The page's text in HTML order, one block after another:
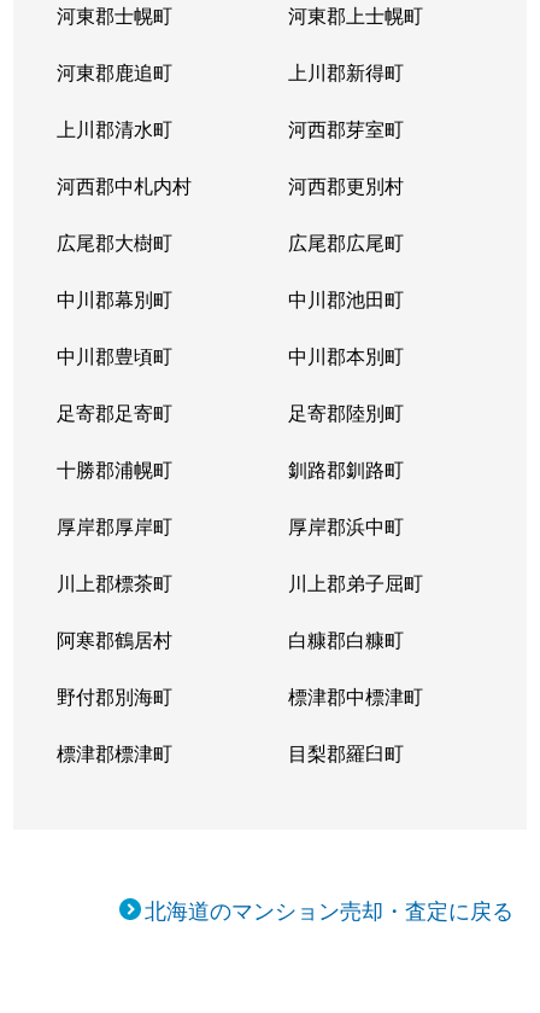
河東郡士幌町 河東郡上士幌町
河東郡鹿追町 上川郡新得町
上川郡清水町 河西郡芽室町
河西郡中札内村 河西郡更別村
広尾郡大樹町 広尾郡広尾町
中川郡幕別町 中川郡池田町
中川郡豊頃町 中川郡本別町
足寄郡足寄町 足寄郡陸別町
十勝郡浦幌町 釧路郡釧路町
厚岸郡厚岸町 厚岸郡浜中町
川上郡標茶町 川上郡弟子屈町
阿寒郡鶴居村 白糠郡白糠町
野付郡別海町 標津郡中標津町
標津郡標津町 目梨郡羅臼町
北海道のマンション売却・査定に戻る